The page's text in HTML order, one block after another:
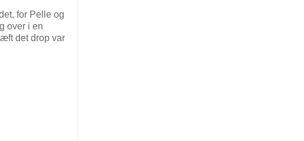
for Pelle og
over i en
det drop var